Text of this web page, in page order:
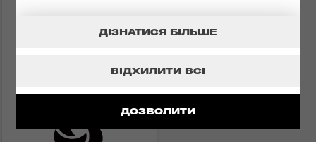
ДОЗВОЛИТИ
ВІДХИЛИТИ ВСІ
ДІЗНАТИСЯ БІЛЬШЕ